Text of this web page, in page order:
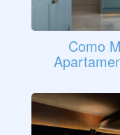
Como